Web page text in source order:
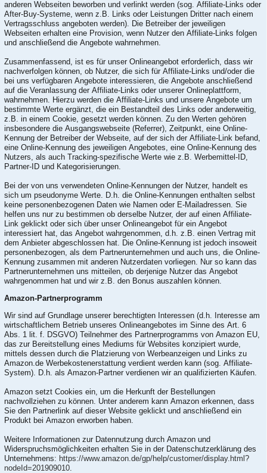
anderen Webseiten beworben und verlinkt werden (sog. Affiliate-Links oder
After-Buy-Systeme, wenn z.B. Links oder Leistungen Dritter nach einem
Vertragsschluss angeboten werden). Die Betreiber der jeweiligen
Webseiten erhalten eine Provision, wenn Nutzer den Affiliate-Links folgen
und anschließend die Angebote wahrnehmen.
Zusammenfassend, ist es für unser Onlineangebot erforderlich, dass wir
nachverfolgen können, ob Nutzer, die sich für Affiliate-Links und/oder die
bei uns verfügbaren Angebote interessieren, die Angebote anschließend
auf die Veranlassung der Affiliate-Links oder unserer Onlineplattform,
wahrnehmen. Hierzu werden die Affiliate-Links und unsere Angebote um
bestimmte Werte ergänzt, die ein Bestandteil des Links oder anderweitig,
z.B. in einem Cookie, gesetzt werden können. Zu den Werten gehören
insbesondere die Ausgangswebseite (Referrer), Zeitpunkt, eine Online-
Kennung der Betreiber der Webseite, auf der sich der Affiliate-Link befand,
eine Online-Kennung des jeweiligen Angebotes, eine Online-Kennung des
Nutzers, als auch Tracking-spezifische Werte wie z.B. Werbemittel-ID,
Partner-ID und Kategorisierungen.
Bei der von uns verwendeten Online-Kennungen der Nutzer, handelt es
sich um pseudonyme Werte. D.h. die Online-Kennungen enthalten selbst
keine personenbezogenen Daten wie Namen oder E-Mailadressen. Sie
helfen uns nur zu bestimmen ob derselbe Nutzer, der auf einen Affiliate-
Link geklickt oder sich über unser Onlineangebot für ein Angebot
interessiert hat, das Angebot wahrgenommen, d.h. z.B. einen Vertrag mit
dem Anbieter abgeschlossen hat. Die Online-Kennung ist jedoch insoweit
personenbezogen, als dem Partnerunternehmen und auch uns, die Online-
Kennung zusammen mit anderen Nutzerdaten vorliegen. Nur so kann das
Partnerunternehmen uns mitteilen, ob derjenige Nutzer das Angebot
wahrgenommen hat und wir z.B. den Bonus auszahlen können.
Amazon-Partnerprogramm
Wir sind auf Grundlage unserer berechtigten Interessen (d.h. Interesse am
wirtschaftlichem Betrieb unseres Onlineangebotes im Sinne des Art. 6
Abs. 1 lit. f. DSGVO) Teilnehmer des Partnerprogramms von Amazon EU,
das zur Bereitstellung eines Mediums für Websites konzipiert wurde,
mittels dessen durch die Platzierung von Werbeanzeigen und Links zu
Amazon.de Werbekostenerstattung verdient werden kann (sog. Affiliate-
System). D.h. als Amazon-Partner verdienen wir an qualifizierten Käufen.
Amazon setzt Cookies ein, um die Herkunft der Bestellungen
nachvollziehen zu können. Unter anderem kann Amazon erkennen, dass
Sie den Partnerlink auf dieser Website geklickt und anschließend ein
Produkt bei Amazon erworben haben.
Weitere Informationen zur Datennutzung durch Amazon und
Widerspruchsmöglichkeiten erhalten Sie in der Datenschutzerklärung des
Unternehmens: https://www.amazon.de/gp/help/customer/display.html?
nodeId=201909010